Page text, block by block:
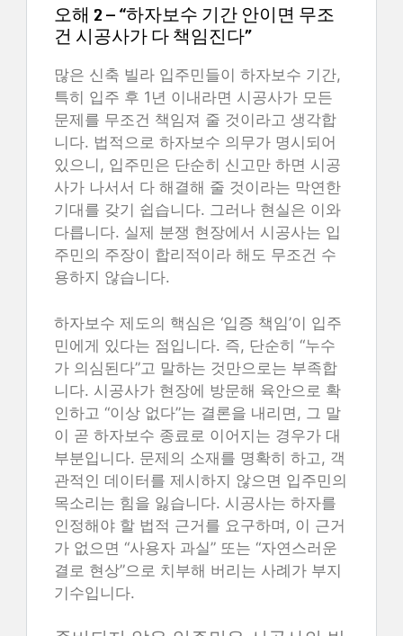
오해 2 – “하자보수 기간 안이면 무조
건 시공사가 다 책임진다”
많은 신축 빌라 입주민들이 하자보수 기간,
특히 입주 후 1년 이내라면 시공사가 모든
문제를 무조건 책임져 줄 것이라고 생각합
니다. 법적으로 하자보수 의무가 명시되어
있으니, 입주민은 단순히 신고만 하면 시공
사가 나서서 다 해결해 줄 것이라는 막연한
기대를 갖기 쉽습니다. 그러나 현실은 이와
다릅니다. 실제 분쟁 현장에서 시공사는 입
주민의 주장이 합리적이라 해도 무조건 수
용하지 않습니다.
하자보수 제도의 핵심은 ‘입증 책임’이 입주
민에게 있다는 점입니다. 즉, 단순히 “누수
가 의심된다”고 말하는 것만으로는 부족합
니다. 시공사가 현장에 방문해 육안으로 확
인하고 “이상 없다”는 결론을 내리면, 그 말
이 곧 하자보수 종료로 이어지는 경우가 대
부분입니다. 문제의 소재를 명확히 하고, 객
관적인 데이터를 제시하지 않으면 입주민의
목소리는 힘을 잃습니다. 시공사는 하자를
인정해야 할 법적 근거를 요구하며, 이 근거
가 없으면 “사용자 과실” 또는 “자연스러운
결로 현상”으로 치부해 버리는 사례가 부지
기수입니다.